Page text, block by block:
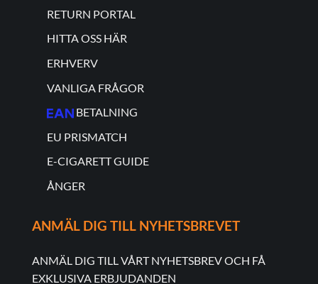
RETURN PORTAL
HITTA OSS HÄR
ERHVERV
VANLIGA FRÅGOR
BETALNING
EU PRISMATCH
E-CIGARETT GUIDE
ÅNGER
ANMÄL DIG TILL NYHETSBREVET
ANMÄL DIG TILL VÅRT NYHETSBREV OCH FÅ
EXKLUSIVA ERBJUDANDEN